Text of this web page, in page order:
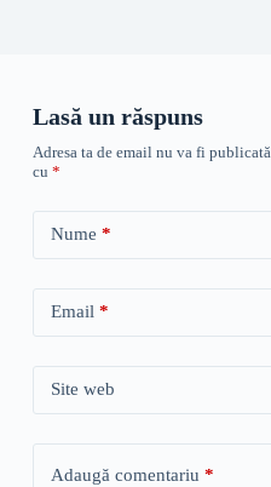
Lasă un răspuns
Adresa ta de email nu va fi publicată.
cu *
Nume *
Email*
Site web
Adaugă comentariu *